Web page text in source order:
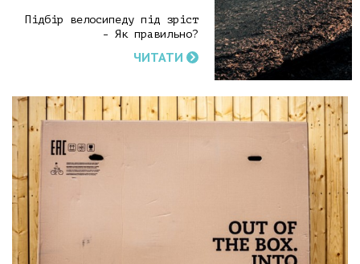
Підбір велосипеду під зріст
- Як правильно?
ЧИТАТИ